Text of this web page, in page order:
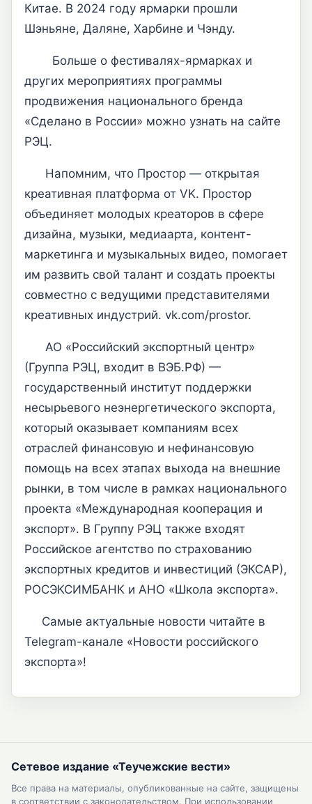
Китае. В 2024 году ярмарки прошли
Шэньяне, Даляне, Харбине и Чэнду.
Больше о фестивалях-ярмарках и
других мероприятиях программы
продвижения национального бренда
«Сделано в России» можно узнать на сайте
РЭЦ.
Напомним, что Простор — открытая
креативная платформа от VK. Простор
объединяет молодых креаторов в сфере
дизайна, музыки, медиаарта, контент-
маркетинга и музыкальных видео, помогает
им развить свой талант и создать проекты
совместно с ведущими представителями
креативных индустрий. vk.com/prostor.
АО «Российский экспортный центр»
(Группа РЭЦ, входит в ВЭБ.РФ) —
государственный институт поддержки
несырьевого неэнергетического экспорта,
который оказывает компаниям всех
отраслей финансовую и нефинансовую
помощь на всех этапах выхода на внешние
рынки, в том числе в рамках национального
проекта «Международная кооперация и
экспорт». В Группу РЭЦ также входят
Российское агентство по страхованию
экспортных кредитов и инвестиций (ЭКСАР),
РОСЭКСИМБАНК и АНО «Школа экспорта».
Самые актуальные новости читайте в
Telegram-канале «Новости российского
экспорта»!
Сетевое издание «Теучежские вести»
Все права на материалы, опубликованные на сайте, защищены
в соответствии с законодательством. При использовании